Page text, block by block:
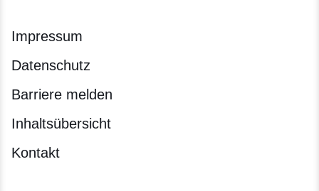
Impressum
Datenschutz
Barriere melden
Inhaltsübersicht
Kontakt